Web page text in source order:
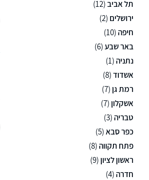
תל אביב(12)
ירושלים (2)
חיפה (10)
באר שבע(6)
נתניה (1)
אשדוד(8)
רמת גן (7)
אשקלון (7)
טבריה (3)
כפר סבא(5)
פתח תקווה (8)
ראשון לציון (9)
חדרה (4)